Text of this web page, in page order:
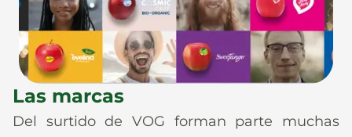
Las marcas
Del surtido de VOG forman parte muchas